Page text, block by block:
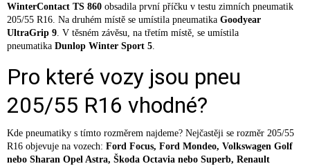
WinterContact TS 860 obsadila první příčku v testu zimních pneumatik
205/55 R16. Na druhém místě se umístila pneumatika Goodyear
UltraGrip 9. V těsném závěsu, na třetím místě, se umístila
pneumatika Dunlop Winter Sport 5.
Pro které vozy jsou pneu
205/55 R16 vhodné?
Kde pneumatiky s tímto rozměrem najdeme? Nejčastěji se rozměr 205/55
R16 objevuje na vozech: Ford Focus, Ford Mondeo, Volkswagen Golf
nebo Sharan Opel Astra, Škoda Octavia nebo Superb, Renault